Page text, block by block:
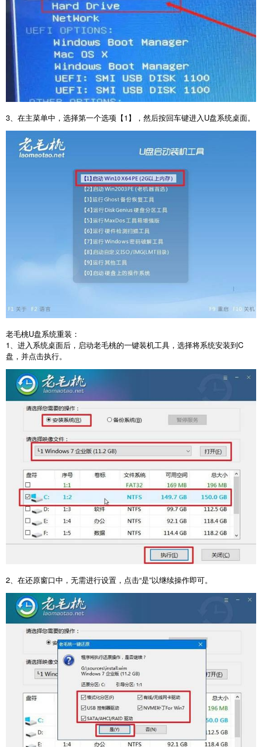
3 、在主菜单中，选择第一个选项【1】，然后按回车键进入 U盘系统桌面。
老毛桃U盘系统重装：
1、进入系统桌面后，启动老毛桃的一键装机工具，选择将系统安装到C
盘，并点击执行。
2、在还原窗口中，无需进行设置，点击“是”以继续操作即可。